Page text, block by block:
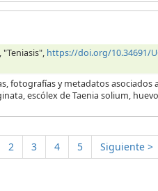
https://doi.org/10.34691/
y metadatos asociados
escólex de Taenia solium,
2 3 4 5 Siguiente >